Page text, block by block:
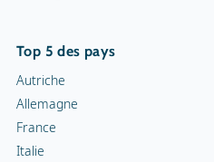
Top 5 des pays
Autriche
Allemagne
France
Italie